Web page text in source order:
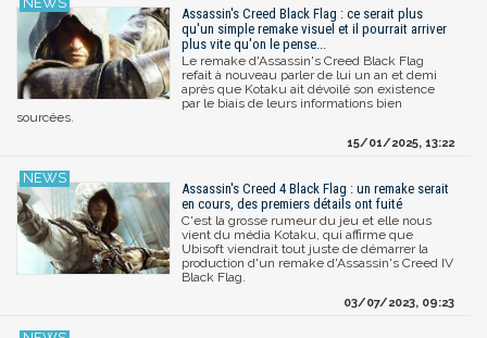
Assassin's Creed Black Flag : ce serait plus
qu'un simple remake visuel et il pourrait arriver
plus vite qu'on le pense...
Le remake d'Assassin's Creed Black Flag
refait à nouveau parler de lui un an et demi
après que Kotaku ait dévoilé son existence
par le biais de leurs informations bien
sourcées.
15/01/2025, 13:22
Assassin's Creed 4 Black Flag : un remake serait
en cours, des premiers détails ont fuité
C'est la grosse rumeur du jeu et elle nous
vient du média Kotaku, qui affirme que
Ubisoft viendrait tout juste de démarrer la
production d'un remake d'Assassin's Creed IV
Black Flag.
03/07/2023, 09:23